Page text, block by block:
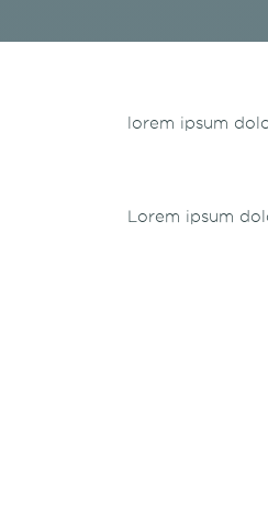
lorem ipsum
Lorem ipsum